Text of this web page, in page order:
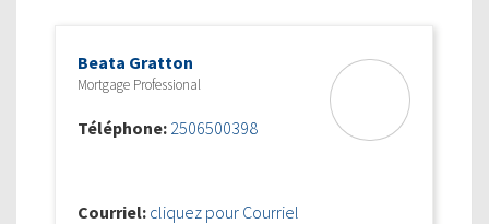
Beata Gratton
Mortgage Professional
Téléphone: 2506500398
Courriel: cliquez pour Courriel